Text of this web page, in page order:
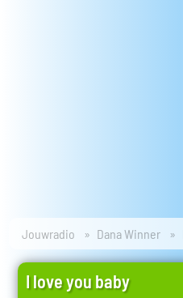
Jouwradio Dana Winner
I love you baby